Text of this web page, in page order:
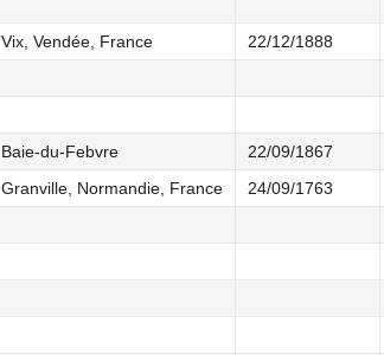
Vix, Vendée, France 22/12/1888
Baie-du-Febvre 22/09/1867
Granville, Normandie, France 24/09/1763